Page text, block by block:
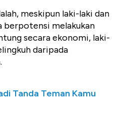
meskipun laki-laki dan
berpotensi melakukan
secara ekonomi, laki-
daripada
Tanda Teman Kamu